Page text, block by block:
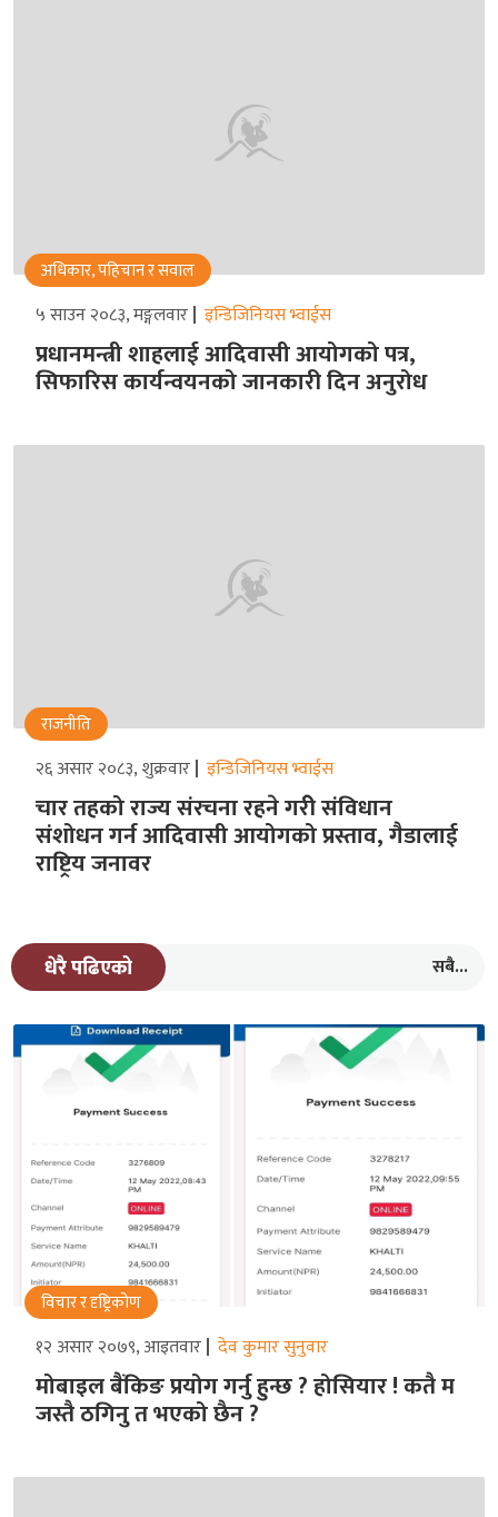
अधिकार, पहिचान र सवाल
५ साउन २०८३, मङ्गलवार इन्डिजिनियस भ्वाईस
प्रधानमन्त्री शाहलाई आदिवासी आयोगको पत्र,
सिफारिस कार्यन्वयनको जानकारी दिन अनुरोध
राजनीति
२६ असार २०८३, शुक्रवार इन्डिजिनियस भ्वाईस
चार तहको राज्य संरचना रहने गरीे संविधान
संशोधन गर्न आदिवासी आयोगको प्रस्ताव, गैडालाई
राष्ट्रिय जनावर
धेरै पढिएको सबै...
विचार र दृष्ट्रिकोण
१२ असार २०७९, आइतवार देव कुमार सुनुवार
मोबाइल बैंकिङ प्रयोग गर्नु हुन्छ ? होसियार ! कतै म
जस्तै ठगिनु त भएको छैन ?